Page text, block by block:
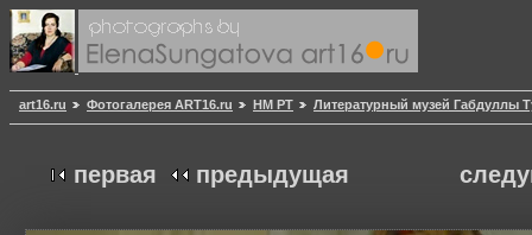
art16.ru Фотогалерея ART16.ru НМ РТ Литературный музей Габдуллы
первая предыдущая